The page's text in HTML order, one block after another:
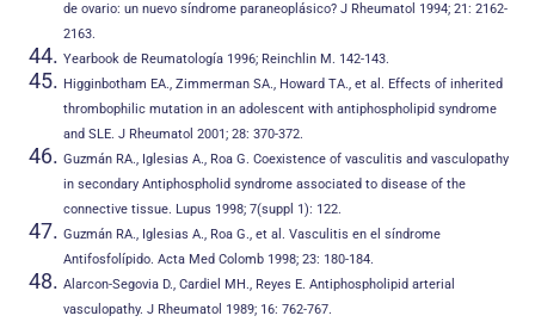
de ovario: un nuevo síndrome paraneoplásico? J Rheumatol 1994; 21: 2162-
2163.
Yearbook de Reumatología 1996; Reinchlin M. 142-143.
Higginbotham EA., Zimmerman SA., Howard TA., et al. Effects of inherited
thrombophilic mutation in an adolescent with antiphospholipid syndrome
and SLE. J Rheumatol 2001; 28: 370-372.
Guzmán RA., Iglesias A., Roa G. Coexistence of vasculitis and vasculopathy
in secondary Antiphospholid syndrome associated to disease of the
connective tissue. Lupus 1998; 7(suppl 1): 122.
Guzmán RA., Iglesias A., Roa G., et al. Vasculitis en el síndrome
Antifosfolípido. Acta Med Colomb 1998; 23: 180-184.
Alarcon-Segovia D., Cardiel MH., Reyes E. Antiphospholipid arterial
vasculopathy. J Rheumatol 1989; 16: 762-767.